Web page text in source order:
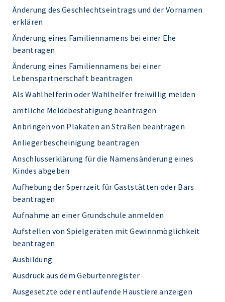
Änderung des Geschlechtseintrags und der Vornamen
erklären
Änderung eines Familiennamens bei einer Ehe
beantragen
Änderung eines Familiennamens bei einer
Lebenspartnerschaft beantragen
Als Wahlhelferin oder Wahlhelfer freiwillig melden
amtliche Meldebestätigung beantragen
Anbringen von Plakaten an Straßen beantragen
Anliegerbescheinigung beantragen
Anschlusserklärung für die Namensänderung eines
Kindes abgeben
Aufhebung der Sperrzeit für Gaststätten oder Bars
beantragen
Aufnahme an einer Grundschule anmelden
Aufstellen von Spielgeräten mit Gewinnmöglichkeit
beantragen
Ausbildung
Ausdruck aus dem Geburtenregister
Ausgesetzte oder entlaufende Haustiere anzeigen